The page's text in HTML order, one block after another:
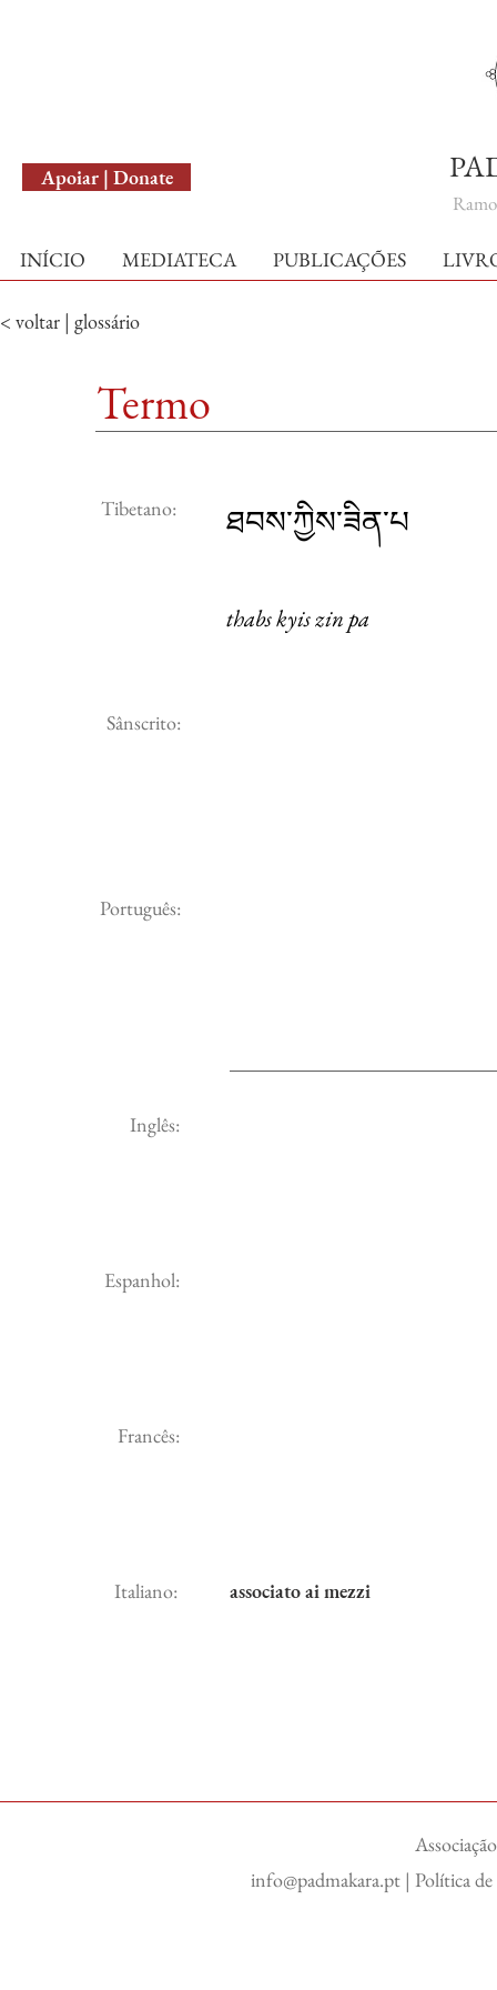
Apoiar | Donate
INÍCIO MEDIATECA PUBLICAÇÕES
< voltar | glossário
Termo
Tibetano: ཐབས་ཀྱིས་ཟིན་པ
thabs kyis zin pa
Sânscrito:
Português:
Inglês:
Espanhol:
Francês:
Italiano: associato ai mezzi
info@padmakara.pt | Política